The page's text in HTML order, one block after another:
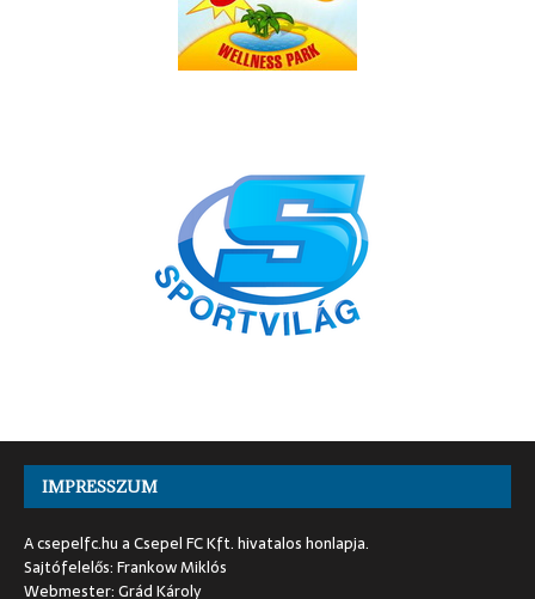
IMPRESSZUM
A csepelfc.hu a Csepel FC Kft. hivatalos honlapja.
Sajtófelelős: Frankow Miklós
Webmester: Grád Károly